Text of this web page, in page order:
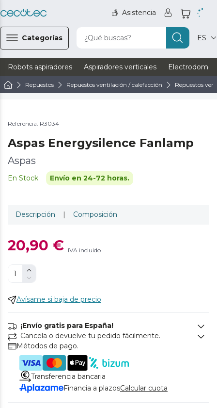
Asistencia
Categorías ¿Qué buscas? ES
Robots aspiradores Aspiradores verticales
Repuestos Repuestos ventilación / calefacción Repuestos
Referencia: R3034
Aspas Energysilence Fanlamp
Aspas
En Stock Envío en 24-72 horas.
Descripción | Composición
20,90 € IVA incluido
Avísame si baja de precio
¡Envío gratis para España!
Cancela o devuelve tu pedido fácilmente.
Métodos de pago.
Transferencia bancaria
Financia a plazosCalcular cuota